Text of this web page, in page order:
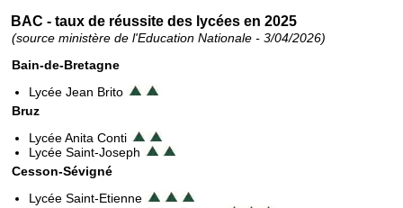
BAC - taux de réussite des lycées en 2025
(source ministère de l'Education Nationale - 3/04/2026)
Bain-de-Bretagne
Lycée Jean Brito
Bruz
Lycée Anita Conti
Lycée Saint-Joseph
Cesson-Sévigné
Lycée Saint-Etienne